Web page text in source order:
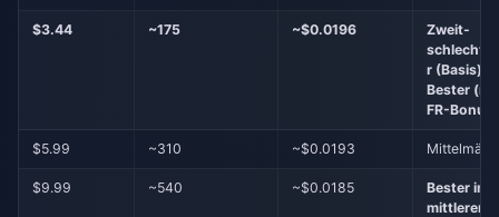
$3.44 ~175 ~$0.0196
Zweit-
r (Basis) /
Bester
FR-Bonus)
$5.99 ~310 ~$0.0193
$9.99 ~540 ~$0.0185
Bester im
mittleren